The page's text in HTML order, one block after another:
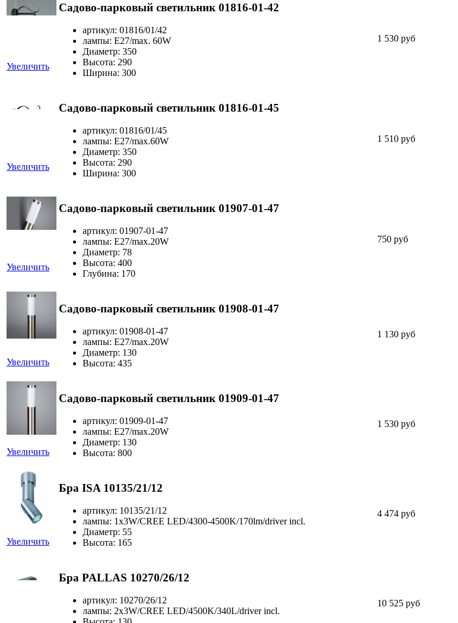
Увеличить
Садово-парковый светильник 01816-01-42
артикул: 01816/01/42
лампы: E27/max. 60W
Диаметр: 350
Высота: 290
Ширина: 300
1 530 руб
Увеличить
Садово-парковый светильник 01816-01-45
артикул: 01816/01/45
лампы: Е27/max.60W
Диаметр: 350
Высота: 290
Ширина: 300
1 510 руб
Увеличить
Садово-парковый светильник 01907-01-47
артикул: 01907-01-47
лампы: E27/max.20W
Диаметр: 78
Высота: 400
Глубина: 170
750 руб
Увеличить
Садово-парковый светильник 01908-01-47
артикул: 01908-01-47
лампы: E27/max.20W
Диаметр: 130
Высота: 435
1 130 руб
Увеличить
Садово-парковый светильник 01909-01-47
артикул: 01909-01-47
лампы: E27/max.20W
Диаметр: 130
Высота: 800
1 530 руб
Увеличить
Бра ISA 10135/21/12
артикул: 10135/21/12
лампы: 1x3W/CREE LED/4300-4500K/170lm/driver incl.
Диаметр: 55
Высота: 165
4 474 руб
Бра PALLAS 10270/26/12
артикул: 10270/26/12
лампы: 2x3W/CREE LED/4500K/340L/driver incl.
10 525 руб